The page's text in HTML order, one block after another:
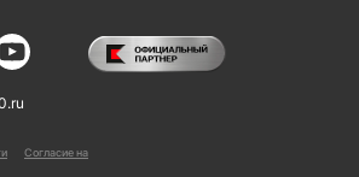
Согласие на